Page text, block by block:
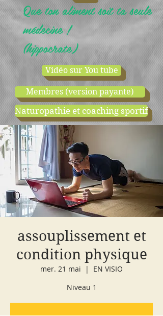
Que ton aliment soit ta seule
médecine !
(hippocrate)
Vidéo sur You tube
Membres (version payante)
Naturopathie et coaching sportif
cours d'essai boutique
assouplissement et
condition physique
mer. 21 mai
  |
EN VISIO
Niveau 1